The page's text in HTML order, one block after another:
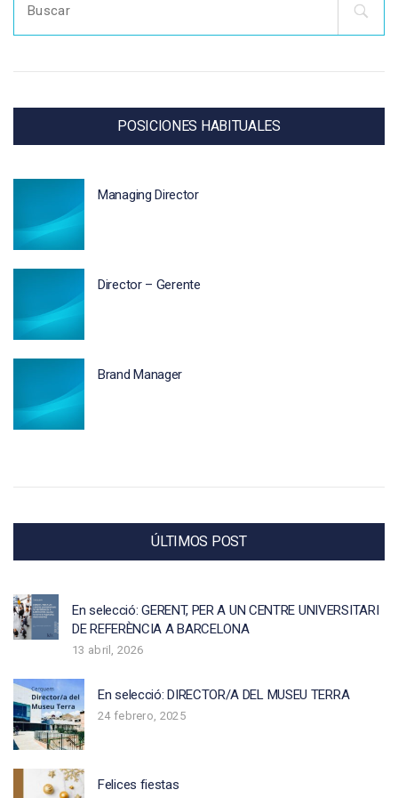
for:
POSICIONES HABITUALES
Managing Director
Director – Gerente
Brand Manager
ÚLTIMOS POST
En selecció: GERENT, PER A UN CENTRE UNIVERSITARI
DE REFERÈNCIA A BARCELONA
13 abril, 2026
En selecció: DIRECTOR/A DEL MUSEU TERRA
24 febrero, 2025
Felices fiestas